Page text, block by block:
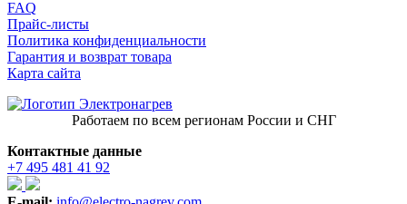
FAQ
Прайс-листы
Политика конфиденциальности
Гарантия и возврат товара
Карта сайта
Работаем по всем регионам России и СНГ
Контактные данные
+7 495 481 41 92